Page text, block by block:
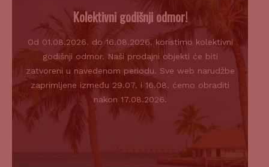
Kolektivni godišnji odmor!
Od 01.08.2026. do 16.08.2026. koristimo kolektivni
godišnji odmor. Naši prodajni objekti će biti
zatvoreni u navedenom periodu. Sve web narudžbe
zaprimljene između 29.07. i 16.08. ćemo obraditi
nakon 17.08.2026.